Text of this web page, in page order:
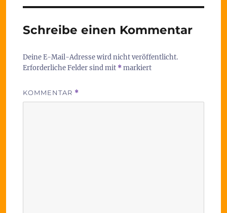
Schreibe einen Kommentar
Deine E-Mail-Adresse wird nicht veröffentlicht.
Erforderliche Felder sind mit *markiert
KOMMENTAR *